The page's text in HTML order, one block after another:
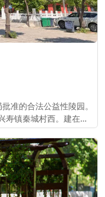
准的合法公益性陵园。
寿镇秦城村西。建在昌